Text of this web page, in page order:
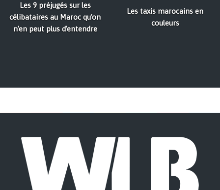
Les 9 préjugés sur les
célibataires au Maroc qu'on
n'en peut plus d'entendre
Les taxis marocains en
couleurs